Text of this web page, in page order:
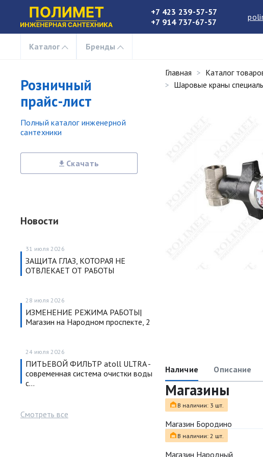
+7 423 239-57-57
+7 914 737-67-57
Каталог Бренды
Розничный
прайс-лист
Полный каталог инженерной
сантехники
Скачать
Новости
31 июля 2026
ЗАЩИТА ГЛАЗ, КОТОРАЯ НЕ
ОТВЛЕКАЕТ ОТ РАБОТЫ
28 июля 2026
ИЗМЕНЕНИЕ РЕЖИМА РАБОТЫ|
Магазин на Народном проспекте, 2
24 июля 2026
ПИТЬЕВОЙ ФИЛЬТР atoll ULTRA -
современная система очистки воды
с…
Смотреть все
Главная Каталог
Шаровые краны
Наличие Описание
Магазины
В наличии: 3 шт.
Магазин Бородино
В наличии: 2 шт.
Магазин Народный